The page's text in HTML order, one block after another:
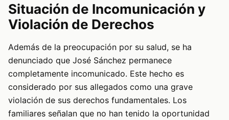
Situación de Incomunicación y
Violación de Derechos
Además de la preocupación por su salud, se ha
denunciado que José Sánchez permanece
completamente incomunicado. Este hecho es
considerado por sus allegados como una grave
violación de sus derechos fundamentales. Los
familiares señalan que no han tenido la oportunidad